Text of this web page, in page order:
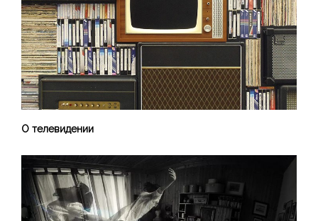
О телевидении